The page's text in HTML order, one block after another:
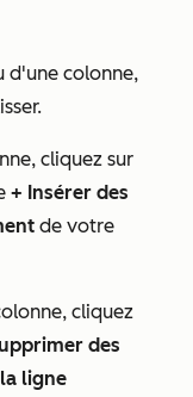
d'une colonne,
cliquez sur
+ Insérer des
de votre
cliquez
des
ligne